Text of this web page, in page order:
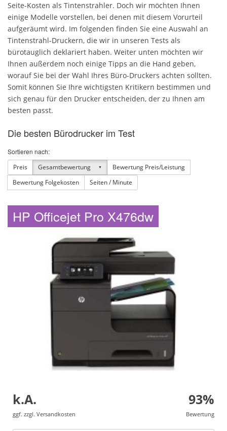
A3-Drucker
Eigenschaften
Seite-Kosten als Tintenstrahler. Doch wir möchten Ihnen
einige Modelle vorstellen, bei denen mit diesem Vorurteil
aufgeräumt wird. Im folgenden finden Sie eine Auswahl an
Tintenstrahl-Druckern, die wir in unseren Tests als
bürotauglich deklariert haben. Weiter unten möchten wir
Ihnen außerdem noch einige Tipps an die Hand geben,
worauf Sie bei der Wahl Ihres Büro-Druckers achten sollten.
Somit können Sie Ihre wichtigsten Kritikern bestimmen und
sich genau für den Drucker entscheiden, der zu Ihnen am
besten passt.
Die besten Bürodrucker im Test
Sortieren nach:
Preis
Gesamtbewertung
Bewertung Preis/Leistung
Bewertung Folgekosten
Seiten / Minute
HP Officejet Pro X476dw
k.A.
ggf. zzgl. Versandkosten
93%
Bewertung